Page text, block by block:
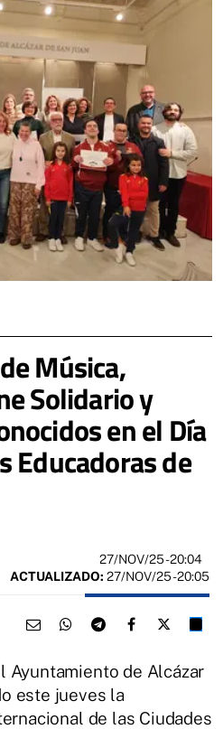
Música,
Solidario y
en el Día
Educadoras de
27/NOV/25- 20:04
ACTUALIZADO: 27/NOV/25 - 20:05
Ayuntamiento de Alcázar
este jueves la
de las Ciudades